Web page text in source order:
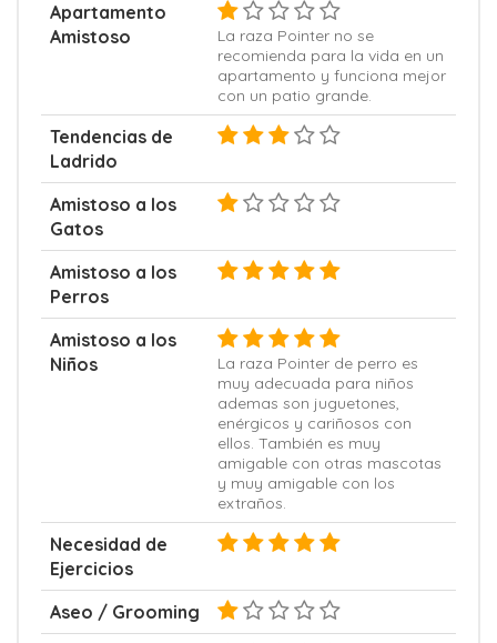
Apartamento
Amistoso
La raza Pointer no se
recomienda para la vida en un
apartamento y funciona mejor
con un patio grande.
Tendencias de
Ladrido
Amistoso a los
Gatos
Amistoso a los
Perros
Amistoso a los
Niños
La raza Pointer de perro es
muy adecuada para niños
ademas son juguetones,
enérgicos y cariñosos con
ellos. También es muy
amigable con otras mascotas
y muy amigable con los
extraños.
Necesidad de
Ejercicios
Aseo / Grooming